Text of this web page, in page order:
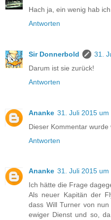
Hach ja, ein wenig hab
Antworten
Sir Donnerbold
31.
Darum ist sie zurück!
Antworten
Ananke 31. Juli 2015 um
Dieser Kommentar wurde
Antworten
Ananke 31. Juli 2015 um
Ich hätte die Frage
Als neuer Kapitän der
dass Will Turner von
ewiger Dienst und so,